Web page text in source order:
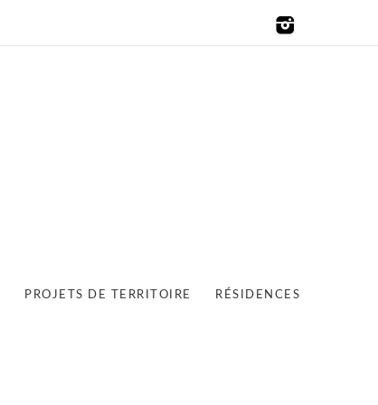
PROJETS DE TERRITOIRE RÉSIDENCES